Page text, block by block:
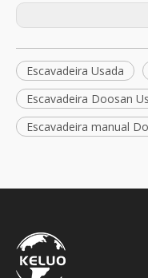
Escavadeira Usada
Escavadeira Doosan
Escavadeira manual